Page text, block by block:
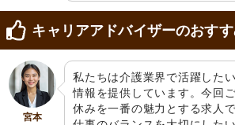
キャリアアドバイザーのおす
宮本
私たちは介護業界で活躍した
情報を提供しています。今回
休みを一番の魅力とする求人